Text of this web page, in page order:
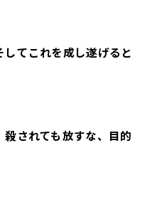
してこれを成し遂げると
殺されても放すな、目的